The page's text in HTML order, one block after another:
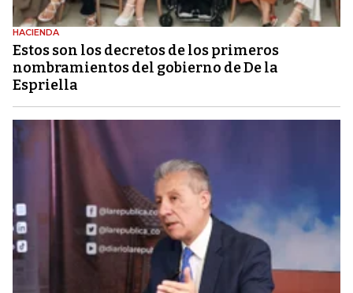
HACIENDA
Estos son los decretos de los primeros
nombramientos del gobierno de De la
Espriella